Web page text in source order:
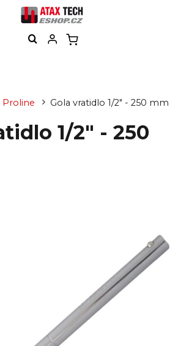
Proline Gola vratidlo 1/2" - 250 mm
1/2" - 250